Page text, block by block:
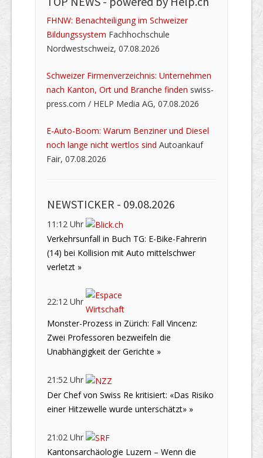
FHNW: Benachteiligung im Schweizer
Bildungssystem Fachhochschule
Nordwestschweiz, 07.08.2026
Schweizer Firmenverzeichnis: Unternehmen
nach Kanton, Ort und Branche finden swiss-
press.com / HELP Media AG, 07.08.2026
E-Auto-Boom: Warum Benziner und Diesel
noch lange nicht wertlos sind Autoankauf
Fair, 07.08.2026
NEWSTICKER - 09.08.2026
11:12 Uhr
Verkehrsunfall in Buch TG: E-Bike-Fahrerin
(14) bei Kollision mit Auto mittelschwer
verletzt »
22:12 Uhr
Monster-Prozess in Zürich: Fall Vincenz:
Zwei Professoren bezweifeln die
Unabhängigkeit der Gerichte »
21:52 Uhr
Der Chef von Swiss Re kritisiert: «Das Risiko
einer Hitzewelle wurde unterschätzt» »
21:02 Uhr
Kantonsarchäologie Luzern – Wenn die